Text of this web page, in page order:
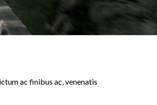
ac finibus ac, venenatis